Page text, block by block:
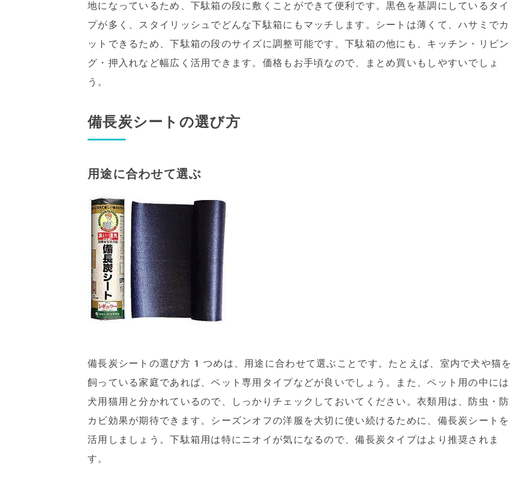
地になっているため、下駄箱の段に敷くことができて便利です。黒色を基調にしているタイ
プが多く、スタイリッシュでどんな下駄箱にもマッチします。シートは薄くて、ハサミでカ
ットできるため、下駄箱の段のサイズに調整可能です。下駄箱の他にも、キッチン・リビン
グ・押入れなど幅広く活用できます。価格もお手頃なので、まとめ買いもしやすいでしょ
う。
備長炭シートの選び方
用途に合わせて選ぶ
備長炭シートの選び方1つめは、用途に合わせて選ぶことです。たとえば、室内で犬や猫を
飼っている家庭であれば、ペット専用タイプなどが良いでしょう。また、ペット用の中には
犬用猫用と分かれているので、しっかりチェックしておいてください。衣類用は、防虫・防
カビ効果が期待できます。シーズンオフの洋服を大切に使い続けるために、備長炭シートを
活用しましょう。下駄箱用は特にニオイが気になるので、備長炭タイプはより推奨されま
す。